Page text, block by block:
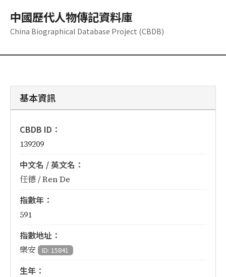
中國歷代人物傳記資料庫
China Biographical Database Project (CBDB)
基本資訊
CBDB ID：
139209
中文名 / 英文名：
任德 / Ren De
指數年：
591
指數地址：
樂安 ID: 15841
生年：